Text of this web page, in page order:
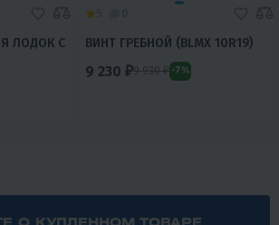
ЛОДОК С
ВИНТ ГРЕБНОЙ (BLMX 10R19)
9 230 ₽9 930 ₽ -7%